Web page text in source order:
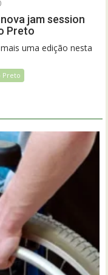
jam session
Preto
uma edição nesta
Preto